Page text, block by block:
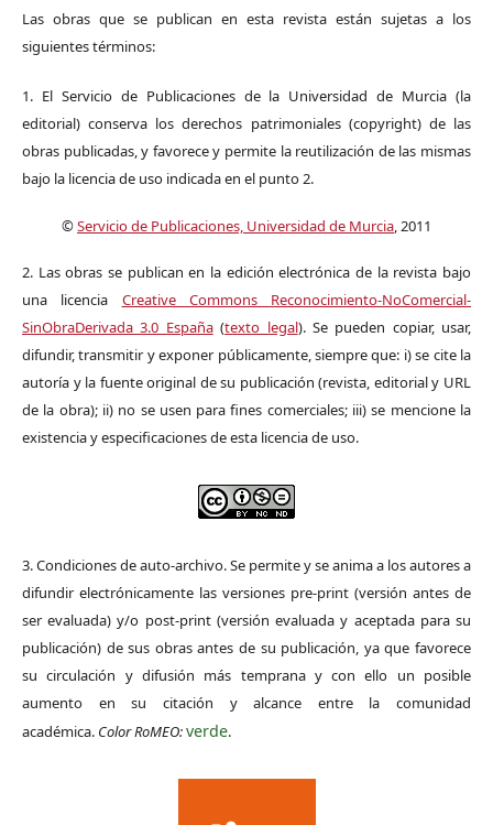
Las obras que se publican en esta revista están sujetas a los
siguientes términos:
1. El Servicio de Publicaciones de la Universidad de Murcia (la
editorial) conserva los derechos patrimoniales (copyright) de las
obras publicadas, y favorece y permite la reutilización de las mismas
bajo la licencia de uso indicada en el punto 2.
©Servicio de Publicaciones, Universidad de Murcia, 2011
2. Las obras se publican en la edición electrónica de la revista bajo
una licencia Creative Commons Reconocimiento-NoComercial-
SinObraDerivada 3.0 España(texto legal). Se pueden copiar, usar,
difundir, transmitir y exponer públicamente, siempre que: i) se cite la
autoría y la fuente original de su publicación (revista, editorial y URL
de la obra); ii) no se usen para fines comerciales; iii) se mencione la
existencia y especificaciones de esta licencia de uso.
3. Condiciones de auto-archivo. Se permite y se anima a los autores a
difundir electrónicamente las versiones pre-print (versión antes de
ser evaluada) y/o post-print (versión evaluada y aceptada para su
publicación) de sus obras antes de su publicación, ya que favorece
su circulación y difusión más temprana y con ello un posible
aumento en su citación y alcance entre la comunidad
académica. Color RoMEO:verde.